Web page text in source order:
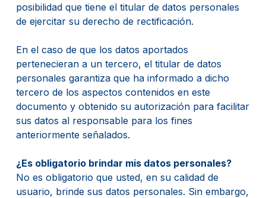
posibilidad que tiene el titular de datos personales
de ejercitar su derecho de rectificación.
En el caso de que los datos aportados
pertenecieran a un tercero, el titular de datos
personales garantiza que ha informado a dicho
tercero de los aspectos contenidos en este
documento y obtenido su autorización para facilitar
sus datos al responsable para los fines
anteriormente señalados.
¿Es obligatorio brindar mis datos personales?
No es obligatorio que usted, en su calidad de
usuario, brinde sus datos personales. Sin embargo,